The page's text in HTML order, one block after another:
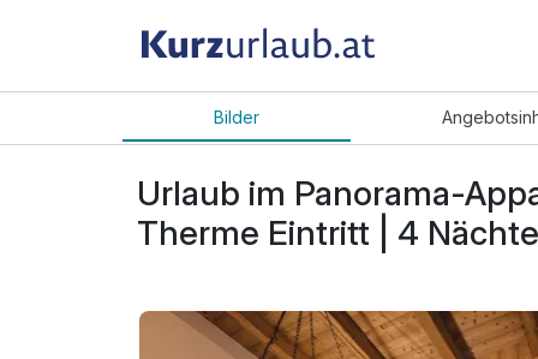
Bilder Angebot
Urlaub im Panorama-
Therme Eintritt | 4 Nächte